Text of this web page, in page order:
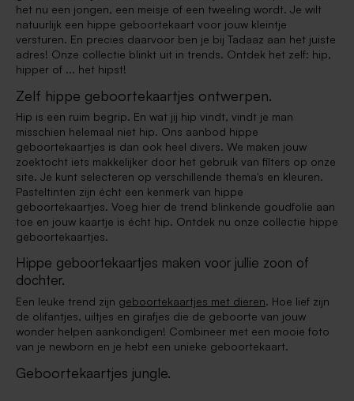
het nu een jongen, een meisje of een tweeling wordt. Je wilt
natuurlijk een hippe geboortekaart voor jouw kleintje
versturen. En precies daarvoor ben je bij Tadaaz aan het juiste
adres! Onze collectie blinkt uit in trends. Ontdek het zelf: hip,
hipper of ... het hipst!
Zelf hippe geboortekaartjes ontwerpen.
Hip is een ruim begrip. En wat jij hip vindt, vindt je man
misschien helemaal niet hip. Ons aanbod hippe
geboortekaartjes is dan ook heel divers. We maken jouw
zoektocht iets makkelijker door het gebruik van filters op onze
site. Je kunt selecteren op verschillende thema's en kleuren.
Pasteltinten zijn écht een kenmerk van hippe
geboortekaartjes. Voeg hier de trend blinkende goudfolie aan
toe en jouw kaartje is écht hip. Ontdek nu onze collectie hippe
geboortekaartjes.
Hippe geboortekaartjes maken voor jullie zoon of
dochter.
Een leuke trend zijn geboortekaartjes met dieren. Hoe lief zijn
de olifantjes, uiltjes en girafjes die de geboorte van jouw
wonder helpen aankondigen! Combineer met een mooie foto
van je newborn en je hebt een unieke geboortekaart.
Geboortekaartjes jungle.